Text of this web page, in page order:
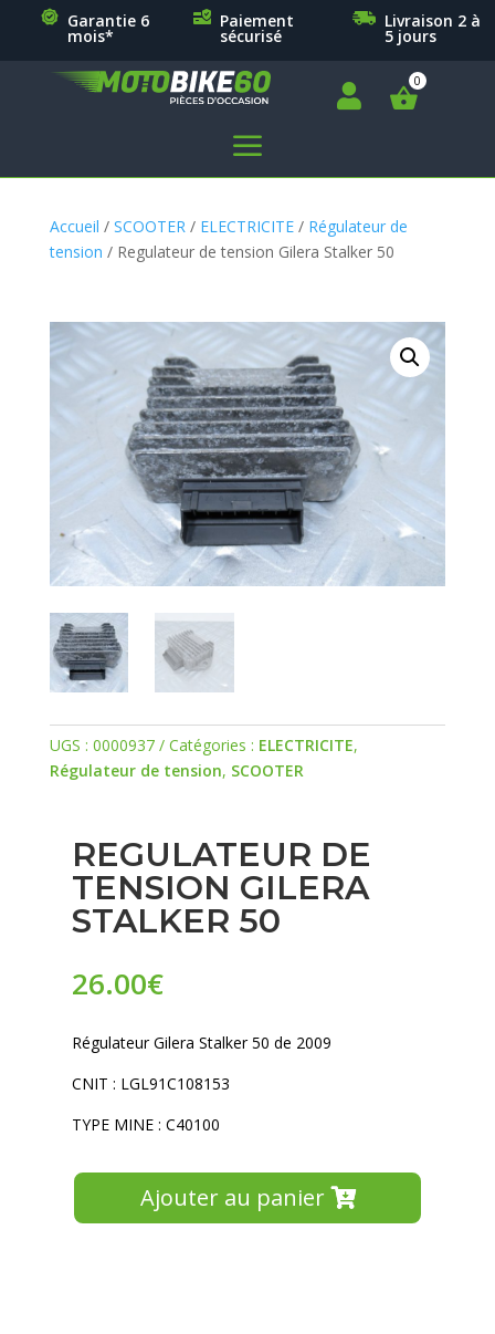
Garantie 6
mois*
Paiement
sécurisé
Livraison 2 à
5 jours

a
Accueil / SCOOTER / ELECTRICITE/ Régulateur de
tension / Regulateur de tension Gilera Stalker 50
UGS : 0000937 Catégories : ELECTRICITE,
Régulateur de tension, SCOOTER
REGULATEUR DE
TENSION GILERA
STALKER 50
26.00€
Régulateur Gilera Stalker 50 de 2009
CNIT : LGL91C108153
TYPE MINE : C40100
Ajouter au panier